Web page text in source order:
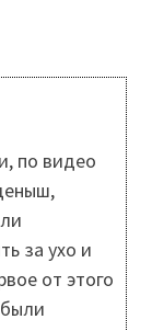
по видео
за ухо и
от этого